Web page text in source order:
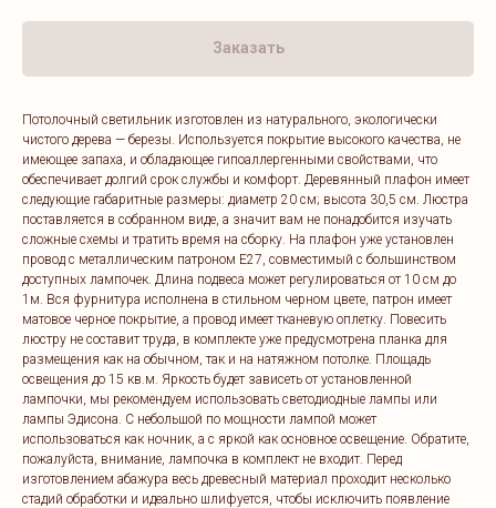
Заказать
Потолочный светильник изготовлен из натурального, экологически
чистого дерева — березы. Используется покрытие высокого качества, не
имеющее запаха, и обладающее гипоаллергенными свойствами, что
обеспечивает долгий срок службы и комфорт. Деревянный плафон имеет
следующие габаритные размеры: диаметр 20 см; высота 30,5 см. Люстра
поставляется в собранном виде, а значит вам не понадобится изучать
сложные схемы и тратить время на сборку. На плафон уже установлен
провод с металлическим патроном E27, совместимый с большинством
доступных лампочек. Длина подвеса может регулироваться от 10 см до
1м. Вся фурнитура исполнена в стильном черном цвете, патрон имеет
матовое черное покрытие, а провод имеет тканевую оплетку. Повесить
люстру не составит труда, в комплекте уже предусмотрена планка для
размещения как на обычном, так и на натяжном потолке. Площадь
освещения до 15 кв.м. Яркость будет зависеть от установленной
лампочки, мы рекомендуем использовать светодиодные лампы или
лампы Эдисона. С небольшой по мощности лампой может
использоваться как ночник, а с яркой как основное освещение. Обратите,
пожалуйста, внимание, лампочка в комплект не входит. Перед
изготовлением абажура весь древесный материал проходит несколько
стадий обработки и идеально шлифуется, чтобы исключить появление